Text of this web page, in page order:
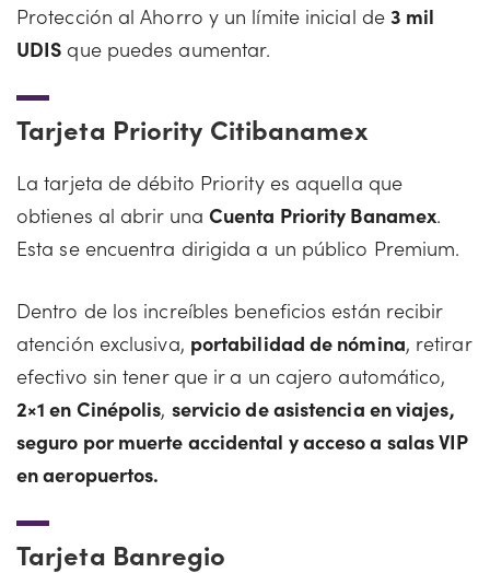
Protección al Ahorro y un límite inicial de 3 mil
UDIS que puedes aumentar.
Tarjeta Priority Citibanamex
La tarjeta de débito Priority es aquella que
obtienes al abrir una Cuenta Priority Banamex.
Esta se encuentra dirigida a un público Premium.
Dentro de los increíbles beneficios están recibir
atención exclusiva, portabilidad de nómina, retirar
efectivo sin tener que ir a un cajero automático,
2×1 en Cinépolis, servicio de asistencia en viajes,
seguro por muerte accidental y acceso a salas VIP
en aeropuertos.
Tarjeta Banregio